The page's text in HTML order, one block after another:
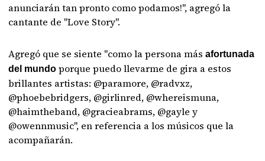
anunciarán tan pronto como podamos!", agregó la
cantante de "Love Story".
Agregó que se siente "como la persona más afortunada
del mundoporque puedo llevarme de gira a estos
brillantes artistas: @paramore, @radvxz,
@phoebebridgers, @girlinred, @whereismuna,
@haimtheband, @gracieabrams, @gayle y
@owennmusic", en referencia a los músicos que la
acompañarán.